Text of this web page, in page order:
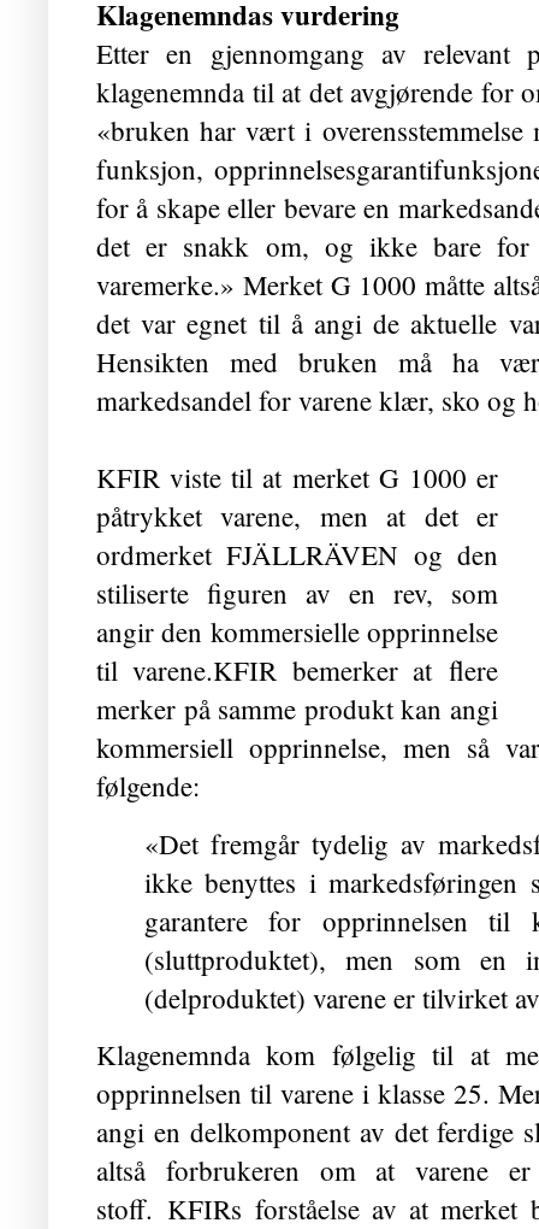
Klagenemndas vurdering
Etter en gjennomgang av relevant
klagenemnda til at det avgjørende for
«bruken har vært i overensstemmelse
funksjon,
for å skape eller bevare en
det er snakk om, og ikke bare for
varemerke.» Merket G 1000 måtte
det var egnet til å angi de aktuelle
Hensikten med bruken må ha
markedsandel for varene klær, sko og
KFIR viste til at merket G 1000 er
påtrykket varene, men at det er
ordmerket FJÄLLRÄVEN og den
stiliserte figuren av en rev, som
angir den kommersielle opprinnelse
til varene.KFIR bemerker at flere
merker på samme produkt kan angi
kommersiell opprinnelse, men så
følgende:
«Det fremgår tydelig av
ikke benyttes i markedsføringen
garantere for opprinnelsen til
(sluttproduktet), men som en
(delproduktet) varene er tilvirket
Klagenemnda kom følgelig til at
opprinnelsen til varene i klasse 25.
angi en delkomponent av det ferdige
altså forbrukeren om at varene
stoff.KFIRs forståelse av at